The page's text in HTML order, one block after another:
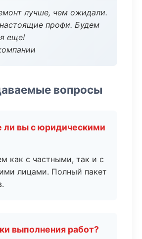
лучше, чем ожидали.
профи. Будем
еще!
вопросы
ли вы с юридическими
как с частными, так и с
лицами. Полный пакет
выполнения работ?